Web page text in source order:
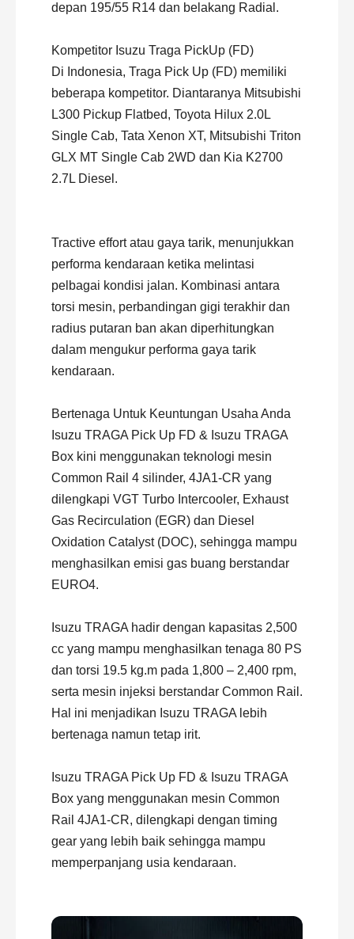
depan 195/55 R14 dan belakang Radial.
Kompetitor Isuzu Traga PickUp (FD)
Di Indonesia, Traga Pick Up (FD) memiliki
beberapa kompetitor. Diantaranya Mitsubishi
L300 Pickup Flatbed, Toyota Hilux 2.0L
Single Cab, Tata Xenon XT, Mitsubishi Triton
GLX MT Single Cab 2WD dan Kia K2700
2.7L Diesel.
Tractive effort atau gaya tarik, menunjukkan
performa kendaraan ketika melintasi
pelbagai kondisi jalan. Kombinasi antara
torsi mesin, perbandingan gigi terakhir dan
radius putaran ban akan diperhitungkan
dalam mengukur performa gaya tarik
kendaraan.
Bertenaga Untuk Keuntungan Usaha Anda
Isuzu TRAGA Pick Up FD & Isuzu TRAGA
Box kini menggunakan teknologi mesin
Common Rail 4 silinder, 4JA1-CR yang
dilengkapi VGT Turbo Intercooler, Exhaust
Gas Recirculation (EGR) dan Diesel
Oxidation Catalyst (DOC), sehingga mampu
menghasilkan emisi gas buang berstandar
EURO4.
Isuzu TRAGA hadir dengan kapasitas 2,500
cc yang mampu menghasilkan tenaga 80 PS
dan torsi 19.5 kg.m pada 1,800 – 2,400 rpm,
serta mesin injeksi berstandar Common Rail.
Hal ini menjadikan Isuzu TRAGA lebih
bertenaga namun tetap irit.
Isuzu TRAGA Pick Up FD & Isuzu TRAGA
Box yang menggunakan mesin Common
Rail 4JA1-CR, dilengkapi dengan timing
gear yang lebih baik sehingga mampu
memperpanjang usia kendaraan.